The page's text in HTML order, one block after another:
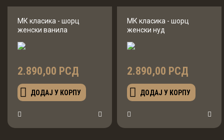
МК класика - шорц
женски ванила
2.890,00 РСД
ДОДАЈ У КОРПУ
МК класика - шорц
женски нуд
2.890,00 РСД
ДОДАЈ У КОРПУ